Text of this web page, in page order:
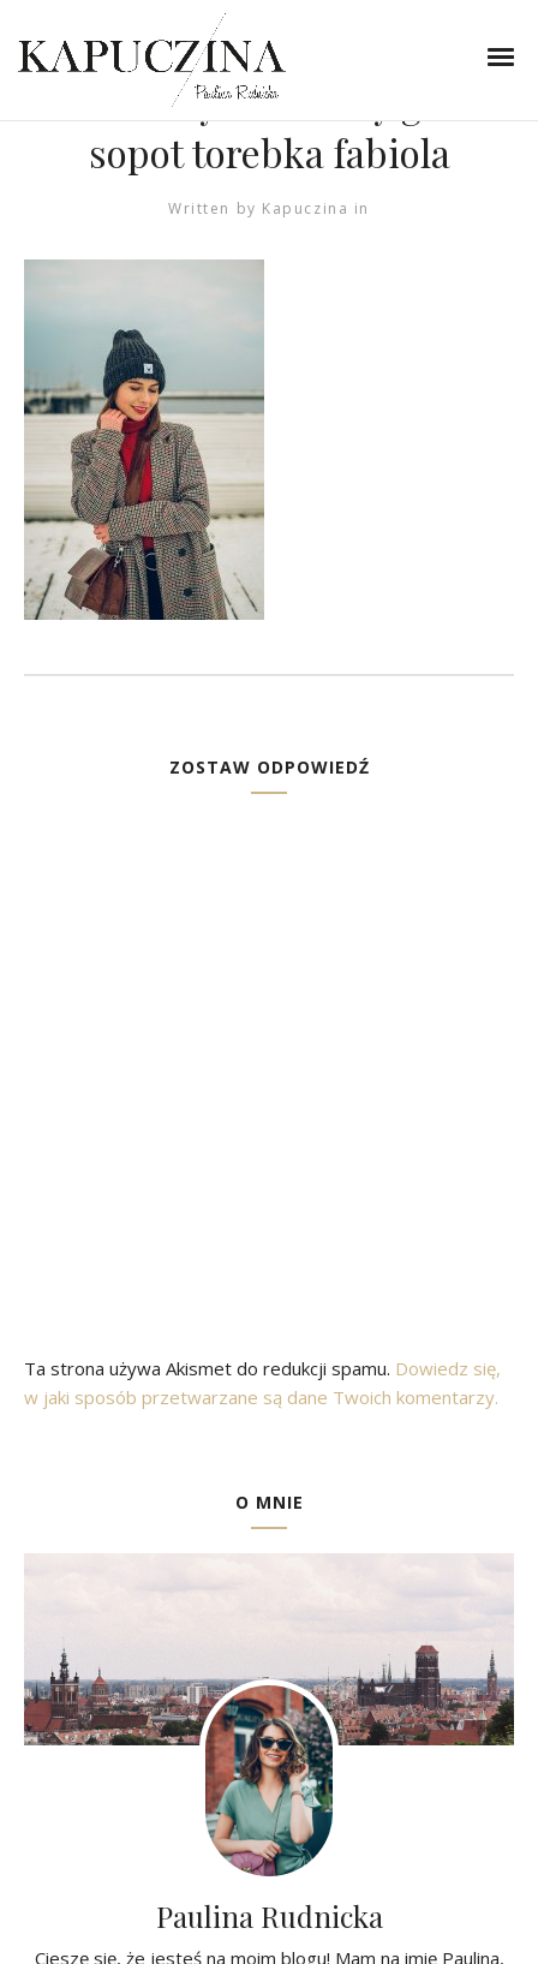
21 lutego 2019
zimowa stylizacja blog
modowy czerwony golf
sopot torebka fabiola
Written by Kapuczina in
ZOSTAW ODPOWIEDŹ
Ta strona używa Akismet do redukcji spamu. Dowiedz się,
w jaki sposób przetwarzane są dane Twoich komentarzy.
O MNIE
Paulina Rudnicka
Cieszę się, że jesteś na moim blogu! Mam na imię Paulina,